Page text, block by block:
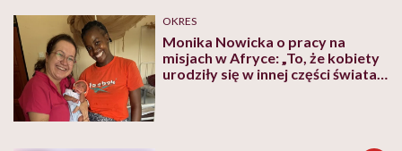
OKRES
Monika Nowicka o pracy na
misjach w Afryce: „To, że kobiety
urodziły się w innej części świata,